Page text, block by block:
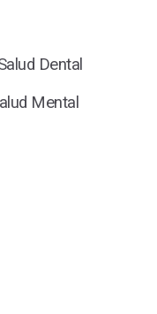
Dental
Mental